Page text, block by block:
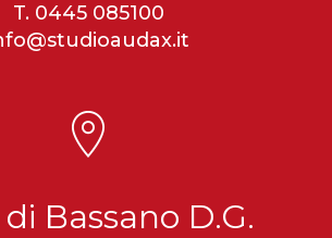
T. 0445 085100
Bassano D.G.